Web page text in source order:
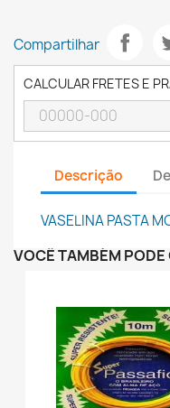
Compartilhar
CALCULAR FRETES E
Descrição
VASELINA PASTA
VOCÊ TAMBÉM PODE